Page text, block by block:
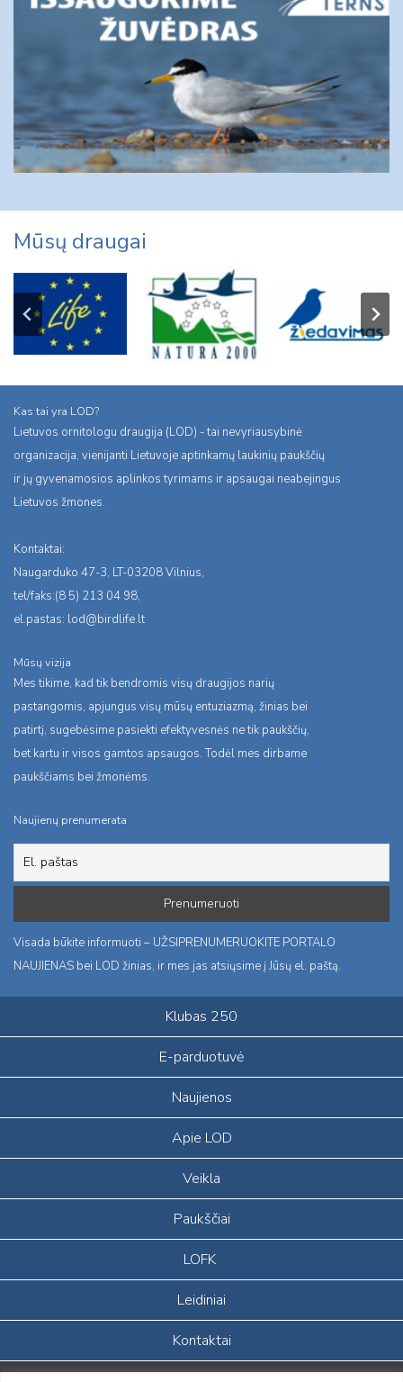
Mūsų draugai
Kas tai yra LOD?
Lietuvos ornitologu draugija (LOD) - tai nevyriausybinė
organizacija, vienijanti Lietuvoje aptinkamų laukinių paukščių
ir jų gyvenamosios aplinkos tyrimams ir apsaugai neabejingus
Lietuvos žmones.
Kontaktai:
Naugarduko 47-3, LT-03208 Vilnius,
tel/faks:(8 5) 213 04 98,
el.pastas: lod@birdlife.lt
Mūsų vizija
Mes tikime, kad tik bendromis visų draugijos narių
pastangomis, apjungus visų mūsų entuziazmą, žinias bei
patirtį, sugebėsime pasiekti efektyvesnės ne tik paukščių,
bet kartu ir visos gamtos apsaugos. Todėl mes dirbame
paukščiams bei žmonėms.
Naujienų prenumerata
Visada būkite informuoti – UŽSIPRENUMERUOKITE PORTALO
NAUJIENAS bei LOD žinias, ir mes jas atsiųsime į Jūsų el. paštą.
Klubas 250
E-parduotuvė
Naujienos
Apie LOD
Veikla
Paukščiai
LOFK
Leidiniai
Kontaktai